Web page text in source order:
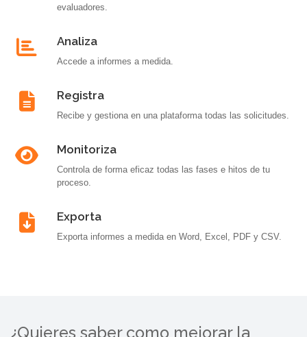
evaluadores.
Analiza
Accede a informes a medida.
Registra
Recibe y gestiona en una plataforma todas las solicitudes.
Monitoriza
Controla de forma eficaz todas las fases e hitos de tu
proceso.
Exporta
Exporta informes a medida en Word, Excel, PDF y CSV.
¿Quieres saber como mejorar la